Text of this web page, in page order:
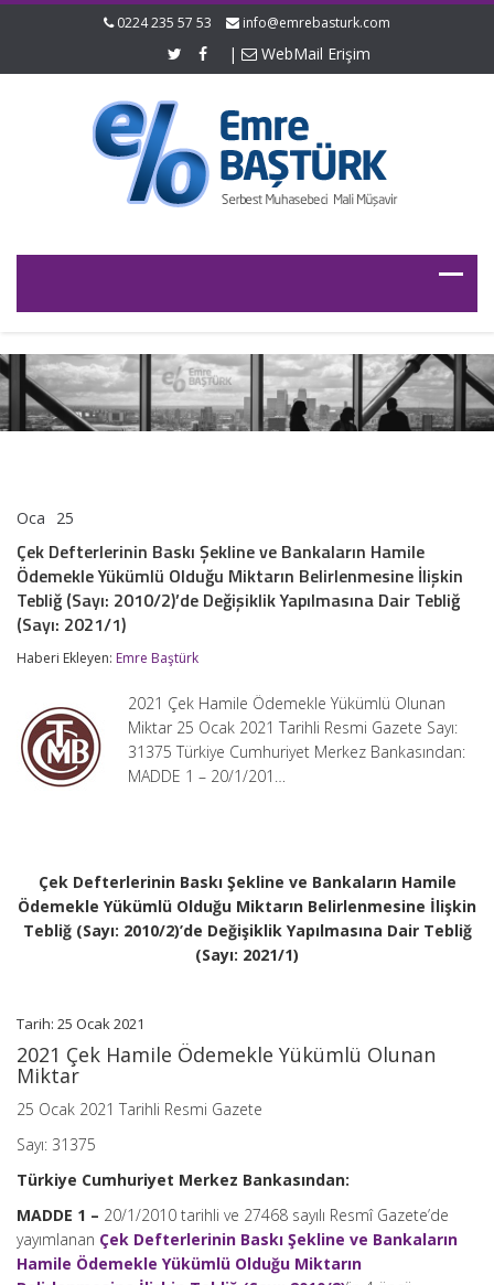
0224 235 57 53 info@emrebasturk.com
| WebMail Erişim
Oca 25
Baskı
Şekline
Bankaların
Hamile
Ödemekle
Yükümlü
Miktarın
Belirlenmesine
İlişkin
Tebliğ
(Sayı:
Tebliğ
(Sayı:
2021/1)
için
Çek Defterlerinin Baskı Şekline ve Bankaların Hamile
Ödemekle Yükümlü Olduğu Miktarın Belirlenmesine İlişkin
Tebliğ (Sayı: 2010/2)’de Değişiklik Yapılmasına Dair Tebliğ
(Sayı: 2021/1)
Haberi Ekleyen: Emre Baştürk
2021 Çek Hamile Ödemekle Yükümlü Olunan
Miktar 25 Ocak 2021 Tarihli Resmi Gazete Sayı:
31375 Türkiye Cumhuriyet Merkez Bankasından:
MADDE 1 – 20/1/201…
Çek Defterlerinin Baskı Şekline ve Bankaların Hamile
Ödemekle Yükümlü Olduğu Miktarın Belirlenmesine İlişkin
Tebliğ (Sayı: 2010/2)’de Değişiklik Yapılmasına Dair Tebliğ
(Sayı: 2021/1)
Tarih: 25 Ocak 2021
2021 Çek Hamile Ödemekle Yükümlü Olunan
Miktar
25 Ocak 2021 Tarihli Resmi Gazete
Sayı: 31375
Türkiye Cumhuriyet Merkez Bankasından:
MADDE 1 – 20/1/2010 tarihli ve 27468 sayılı Resmî Gazete’de
yayımlanan Çek Defterlerinin Baskı Şekline ve Bankaların
Hamile Ödemekle Yükümlü Olduğu Miktarın